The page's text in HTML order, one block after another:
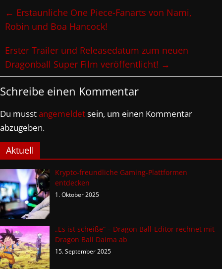
← Erstaunliche One Piece-Fanarts von Nami,
Robin und Boa Hancock!
Erster Trailer und Releasedatum zum neuen
Dragonball Super Film veröffentlicht! →
Schreibe einen Kommentar
Du musstangemeldetsein, um einen Kommentar
abzugeben.
Aktuell
Krypto-freundliche Gaming-Plattformen
entdecken
1. Oktober 2025
„Es ist scheiße“ – Dragon Ball-Editor rechnet mit
Dragon Ball Daima ab
15. September 2025